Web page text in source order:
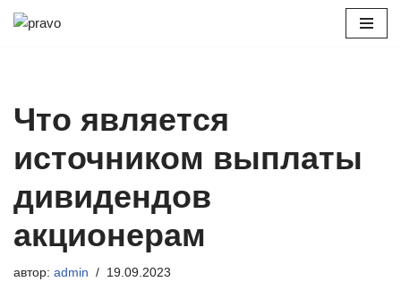
Что является
источником выплаты
дивидендов
акционерам
автор: admin 19.09.2023